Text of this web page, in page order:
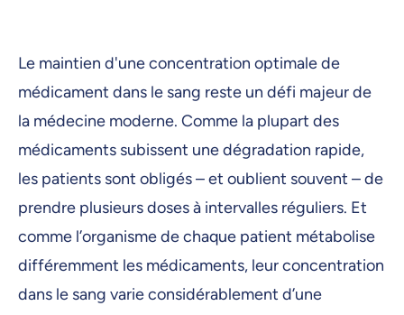
Le maintien d'une concentration optimale de
médicament dans le sang reste un défi majeur de
la médecine moderne. Comme la plupart des
médicaments subissent une dégradation rapide,
les patients sont obligés – et oublient souvent – de
prendre plusieurs doses à intervalles réguliers. Et
comme l’organisme de chaque patient métabolise
différemment les médicaments, leur concentration
dans le sang varie considérablement d’une